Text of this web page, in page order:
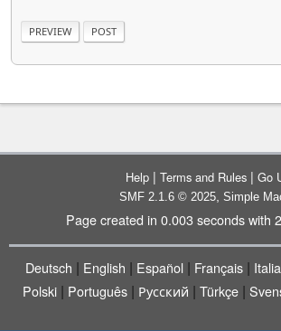
Help | Terms and Rules | Go
SMF 2.1.6 © 2025, Simple
Page created in 0.003 seconds with
Deutsch | English | Español | Français |
Polski| Português| Русский | Türkçe|